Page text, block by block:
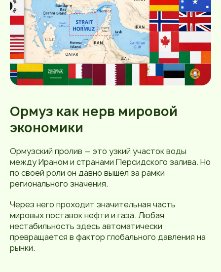
Ормуз как нерв мировой
экономики
Ормузский пролив — это узкий участок воды
между Ираном и странами Персидского залива. Но
по своей роли он давно вышел за рамки
регионального значения.
Через него проходит значительная часть
мировых поставок нефти и газа. Любая
нестабильность здесь автоматически
превращается в фактор глобального давления на
рынки.